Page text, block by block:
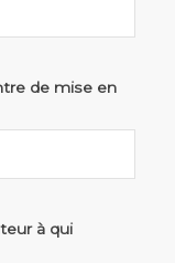
de mise en
à qui